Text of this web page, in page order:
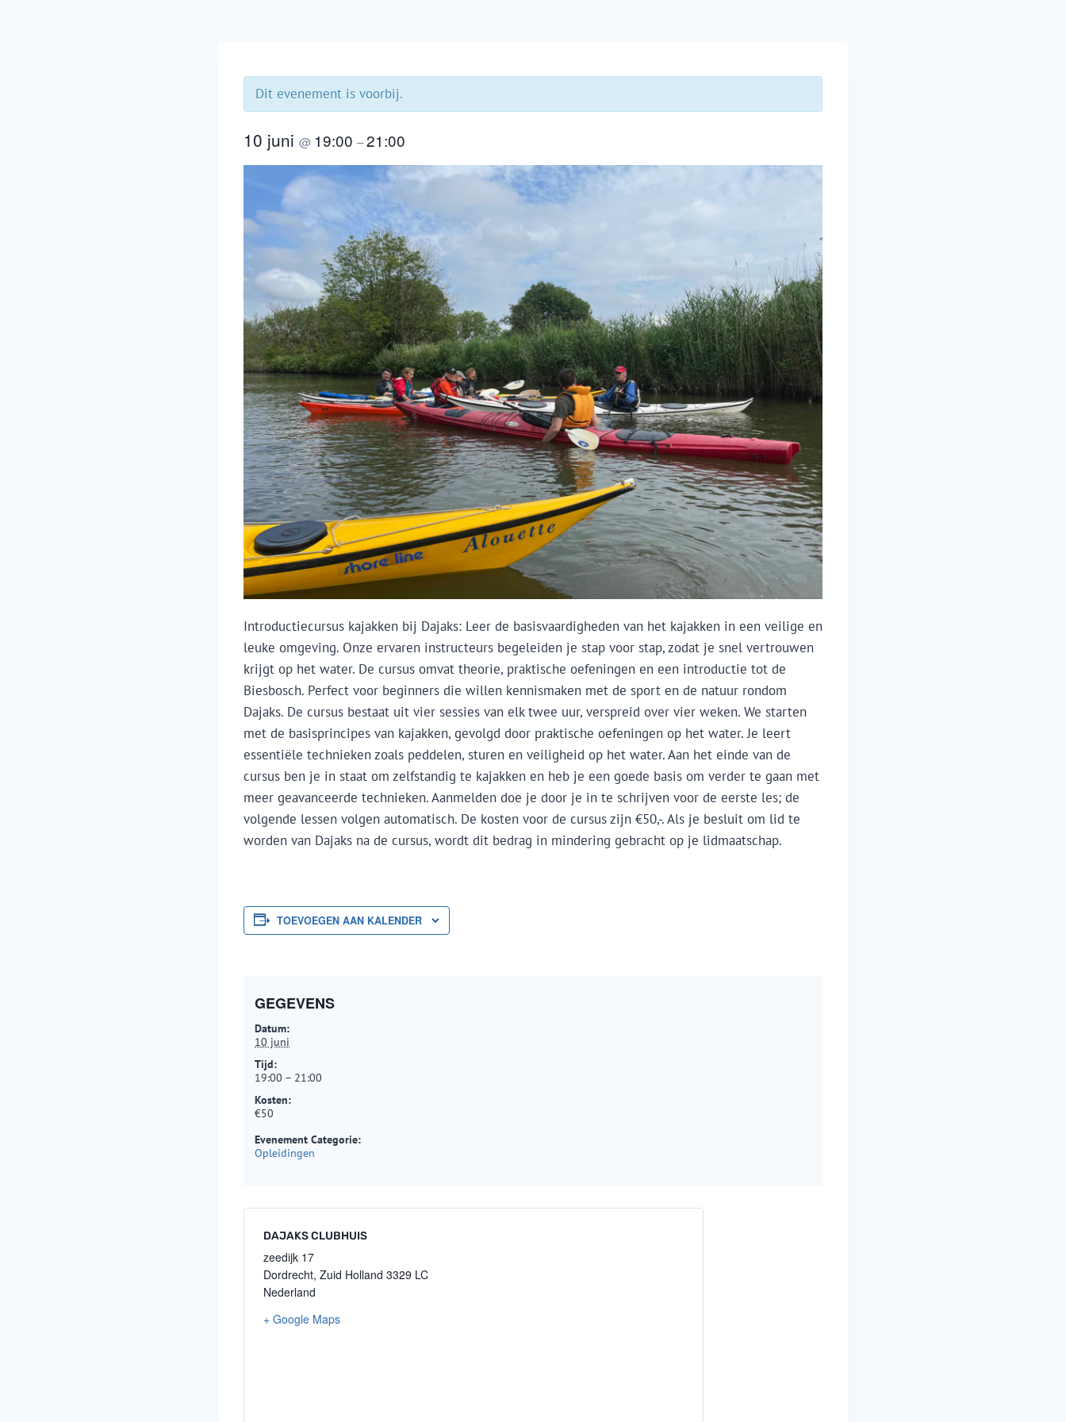
Dit evenement is voorbij.
10 juni @ 19:00 –21:00
Introductiecursus kajakken bij Dajaks: Leer de basisvaardigheden van het kajakken in een veilige en
leuke omgeving. Onze ervaren instructeurs begeleiden je stap voor stap, zodat je snel vertrouwen
krijgt op het water. De cursus omvat theorie, praktische oefeningen en een introductie tot de
Biesbosch. Perfect voor beginners die willen kennismaken met de sport en de natuur rondom
Dajaks. De cursus bestaat uit vier sessies van elk twee uur, verspreid over vier weken. We starten
met de basisprincipes van kajakken, gevolgd door praktische oefeningen op het water. Je leert
essentiële technieken zoals peddelen, sturen en veiligheid op het water. Aan het einde van de
cursus ben je in staat om zelfstandig te kajakken en heb je een goede basis om verder te gaan met
meer geavanceerde technieken. Aanmelden doe je door je in te schrijven voor de eerste les; de
volgende lessen volgen automatisch. De kosten voor de cursus zijn €50,-. Als je besluit om lid te
worden van Dajaks na de cursus, wordt dit bedrag in mindering gebracht op je lidmaatschap.
TOEVOEGEN AAN KALENDER
GEGEVENS
Datum:
10 juni
Tijd:
19:00 – 21:00
Kosten:
€50
Evenement Categorie:
Opleidingen
DAJAKS CLUBHUIS
zeedijk 17
Dordrecht, Zuid Holland 3329 LC
Nederland
+ Google Maps